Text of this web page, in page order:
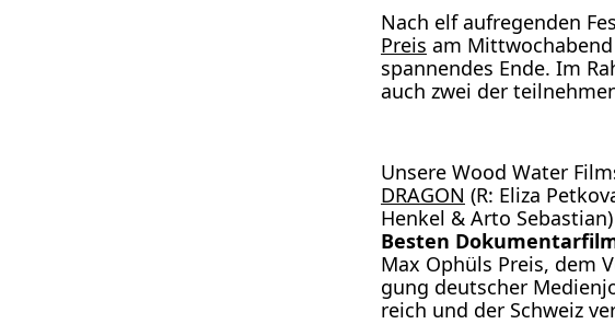
Nach elf auf­re­gen­den
Preis am
span­nen­des Ende. Im
auch zwei der
Unse­re Wood Water
DRAGON (R: Eli­za
Hen­kel & Arto
Bes­ten
Max Ophüls Preis, dem
gung deut­scher
reich und der Schweiz